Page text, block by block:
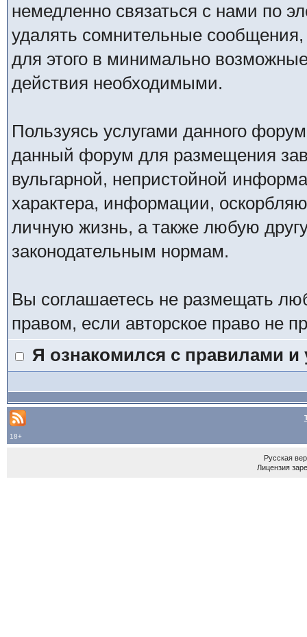
немедленно связаться с нами по
удалять сомнительные
для этого в минимально
действия необходимыми.
Пользуясь услугами данного
данный форум для размещения
вульгарной, непристойной
характера, информации,
личную жизнь, а также любую
законодательным нормам.
Вы соглашаетесь не размещать
правом, если авторское право не
Я ознакомился с правилами
18+
Русская
Лицензия